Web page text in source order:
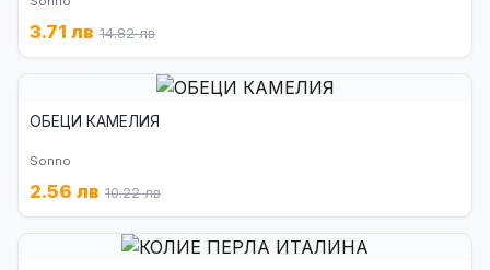
3.71 лв 14.82 лв
ОБЕЦИ КАМЕЛИЯ
Sonno
2.56 лв 10.22 лв